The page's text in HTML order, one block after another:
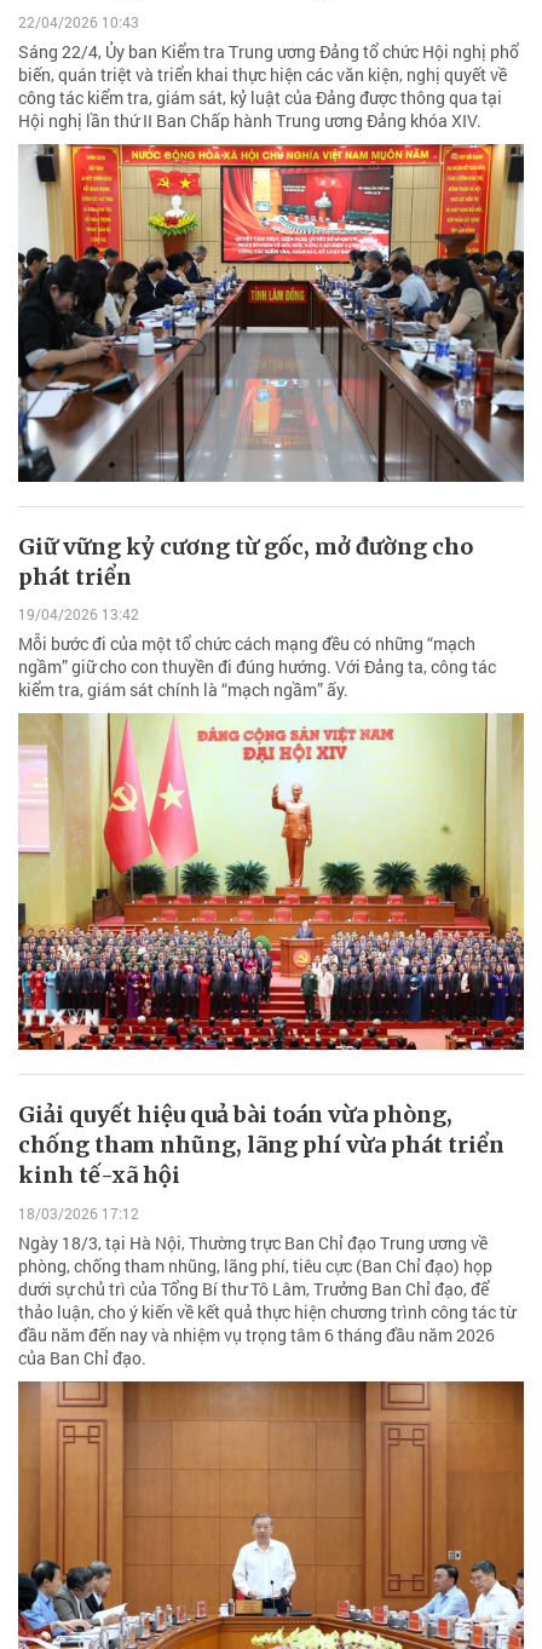
22/04/2026 10:43
Sáng 22/4, Ủy ban Kiểm tra Trung ương Đảng tổ chức Hội nghị phổ
biến, quán triệt và triển khai thực hiện các văn kiện, nghị quyết về
công tác kiểm tra, giám sát, kỷ luật của Đảng được thông qua tại
Hội nghị lần thứ II Ban Chấp hành Trung ương Đảng khóa XIV.
Giữ vững kỷ cương từ gốc, mở đường cho
phát triển
19/04/2026 13:42
Mỗi bước đi của một tổ chức cách mạng đều có những “mạch
ngầm” giữ cho con thuyền đi đúng hướng. Với Đảng ta, công tác
kiểm tra, giám sát chính là “mạch ngầm” ấy.
Giải quyết hiệu quả bài toán vừa phòng,
chống tham nhũng, lãng phí vừa phát triển
kinh tế-xã hội
18/03/2026 17:12
Ngày 18/3, tại Hà Nội, Thường trực Ban Chỉ đạo Trung ương về
phòng, chống tham nhũng, lãng phí, tiêu cực (Ban Chỉ đạo) họp
dưới sự chủ trì của Tổng Bí thư Tô Lâm, Trưởng Ban Chỉ đạo, để
thảo luận, cho ý kiến về kết quả thực hiện chương trình công tác từ
đầu năm đến nay và nhiệm vụ trọng tâm 6 tháng đầu năm 2026
của Ban Chỉ đạo.